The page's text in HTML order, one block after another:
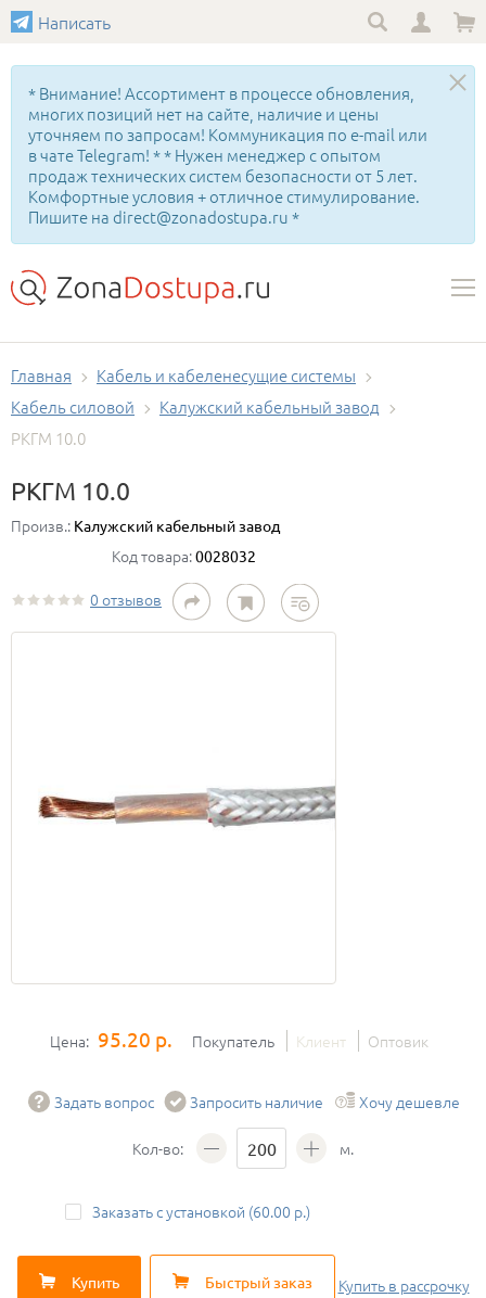
Написать
* Внимание! Ассортимент в процессе обновления,
многих позиций нет на сайте, наличие и цены
уточняем по запросам! Коммуникация по e-mail или
в чате Telegram! * * Нужен менеджер с опытом
продаж технических систем безопасности от 5 лет.
Комфортные условия + отличное стимулирование.
Пишите на direct@zonadostupa.ru *
Главная
Кабель и кабеленесущие системы
Кабель силовой
Калужский кабельный завод
РКГМ 10.0
РКГМ 10.0
Произв.: Калужский кабельный завод
Код товара:0028032
0 отзывов
Цена: 95.20 р. Покупатель Клиент Оптовик
Задать вопрос Запросить наличие Хочу дешевле
Кол-во: м.
Заказать с установкой (60.00 р.)
Купить Быстрый заказ Купить в рассрочку